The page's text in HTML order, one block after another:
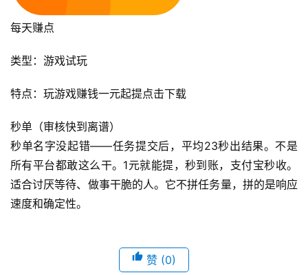
每天赚点
类型：游戏试玩
特点：玩游戏赚钱一元起提点击下载
秒单（审核快到离谱）
秒单名字没起错——任务提交后，平均23秒出结果。不是
所有平台都敢这么干。1元就能提，秒到账，支付宝秒收。
适合讨厌等待、做事干脆的人。它不拼任务量，拼的是响应
速度和确定性。
赞 (0)